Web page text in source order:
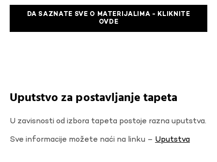
DA SAZNATE SVE O MATERIJALIMA - KLIKNITE
OVDE
Uputstvo za postavljanje tapeta
U zavisnosti od izbora tapeta postoje razna uputstva.
Sve informacije možete naći na linku – Uputstva